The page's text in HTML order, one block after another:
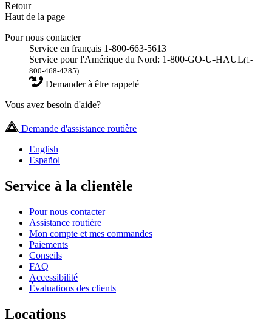
Retour
Haut de la page
Pour nous contacter
Service en français 1-800-663-5613
Service pour l'Amérique du Nord: 1-800-GO-U-HAUL(1-
800-468-4285)
Demander à être rappelé
Vous avez besoin d'aide?
Demande d'assistance routière
English
Español
Service à la clientèle
Pour nous contacter
Assistance routière
Mon compte et mes commandes
Paiements
Conseils
FAQ
Accessibilité
Évaluations des clients
Locations